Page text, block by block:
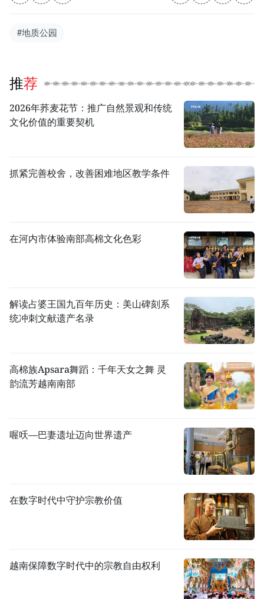
#地质公园
推荐
2026年荞麦花节：推广自然景观和传统
文化价值的重要契机
抓紧完善校舍，改善困难地区教学条件
在河内市体验南部高棉文化色彩
解读占婆王国九百年历史：美山碑刻系
统冲刺文献遗产名录
高棉族Apsara舞蹈：千年天女之舞 灵
韵流芳越南南部
喔㕭—巴妻遗址迈向世界遗产
在数字时代中守护宗教价值
越南保障数字时代中的宗教自由权利